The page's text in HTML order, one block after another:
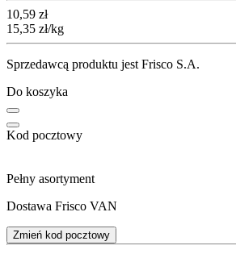
Cena
10,59 zł
15,35 zł/kg
Sprzedawcą produktu jest Frisco S.A.
Do koszyka
Kod pocztowy
Pełny asortyment
Dostawa Frisco VAN
Zmień kod pocztowy